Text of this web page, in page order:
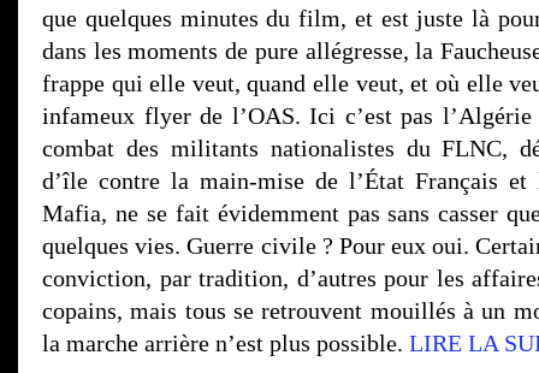
que quelques minutes du film, et est juste là
dans les moments de pure allégresse, la
frappe qui elle veut, quand elle veut, et où elle
infameux flyer de l’OAS. Ici c’est pas
combat des militants nationalistes du FLNC,
d’île contre la main-mise de l’État Français
Mafia, ne se fait évidemment pas sans casser
quelques vies. Guerre civile ? Pour eux oui.
conviction, par tradition, d’autres pour les
copains, mais tous se retrouvent mouillés à un
la marche arrière n’est plus possible. LIRE LA